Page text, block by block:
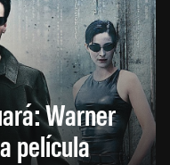
Warner
película